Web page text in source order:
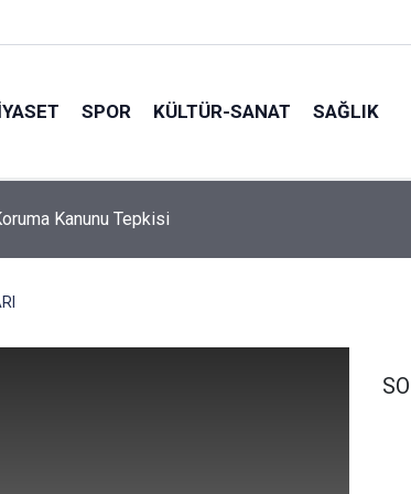
SPOR KÜLTÜR-SANAT SAĞLIK
başlıyor